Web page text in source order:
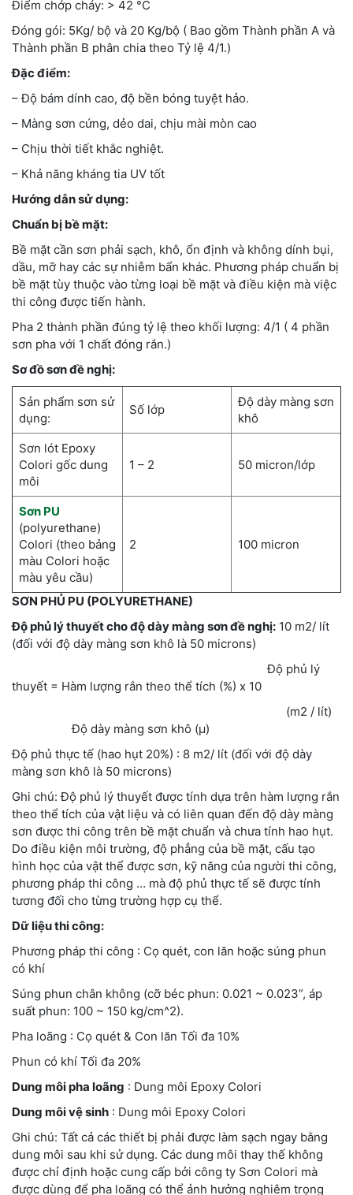
Điểm chớp cháy: > 42 °C
Đóng gói: 5Kg/ bộ và 20 Kg/bộ ( Bao gồm Thành phần A và
Thành phần B phân chia theo Tỷ lệ 4/1.)
Đặc điểm:
– Độ bám dính cao, độ bền bóng tuyệt hảo.
– Màng sơn cứng, dẻo dai, chịu mài mòn cao
– Chịu thời tiết khắc nghiệt.
– Khả năng kháng tia UV tốt
Hướng dẫn sử dụng:
Chuẩn bị bề mặt:
Bề mặt cần sơn phải sạch, khô, ổn định và không dính bụi,
dầu, mỡ hay các sự nhiễm bẩn khác. Phương pháp chuẩn bị
bề mặt tùy thuộc vào từng loại bề mặt và điều kiện mà việc
thi công được tiến hành.
Pha 2 thành phần đúng tỷ lệ theo khối lượng: 4/1 ( 4 phần
sơn pha với 1 chất đóng rắn.)
Sơ đồ sơn đề nghị:
Sản phẩm sơn sử
dụng:
Số lớp
Độ dày màng sơn
khô
Sơn lót Epoxy
Colori gốc dung
môi
1 – 2 50 micron/lớp
Sơn PU
(polyurethane)
Colori (theo bảng
màu Colori hoặc
màu yêu cầu)
2 100 micron
SƠN PHỦ PU (POLYURETHANE)
Độ phủ lý thuyết cho độ dày màng sơn đề nghị: 10 m2/ lít
(đối với độ dày màng sơn khô là 50 microns)
Độ phủ lý
thuyết = Hàm lượng rắn theo thể tích (%) x 10
(m2 / lít)
Độ dày màng sơn khô (µ)
Độ phủ thực tế (hao hụt 20%) : 8 m2/ lít (đối với độ dày
màng sơn khô là 50 microns)
Ghi chú: Độ phủ lý thuyết được tính dựa trên hàm lượng rắn
theo thể tích của vật liệu và có liên quan đến độ dày màng
sơn được thi công trên bề mặt chuẩn và chưa tính hao hụt.
Do điều kiện môi trường, độ phẳng của bề mặt, cấu tạo
hình học của vật thể được sơn, kỹ năng của người thi công,
phương pháp thi công … mà độ phủ thực tế sẽ được tính
tương đối cho từng trường hợp cụ thể.
Dữ liệu thi công:
Phương pháp thi công : Cọ quét, con lăn hoặc súng phun
có khí
Súng phun chân không (cỡ béc phun: 0.021 ~ 0.023”, áp
suất phun: 100 ~ 150 kg/cm^2).
Pha loãng : Cọ quét & Con lăn Tối đa 10%
Phun có khí Tối đa 20%
Dung môi pha loãng : Dung môi Epoxy Colori
Dung môi vệ sinh : Dung môi Epoxy Colori
Ghi chú: Tất cả các thiết bị phải được làm sạch ngay bằng
dung môi sau khi sử dụng. Các dung môi thay thế không
được chỉ định hoặc cung cấp bởi công ty Sơn Colori mà
được dùng để pha loãng có thể ảnh hưởng nghiêm trọng